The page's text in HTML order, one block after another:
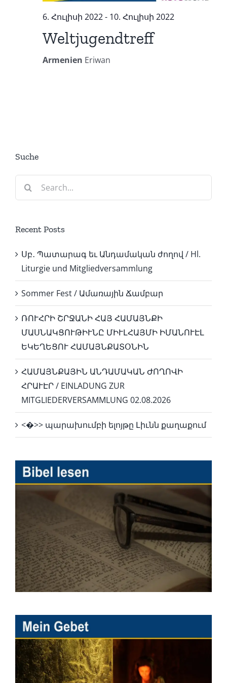
6. Հուլիսի 2022- 10. Հուլիսի 2022
Weltjugendtreff
Armenien Eriwan
Suche
Search
Recent Posts
Սբ․ Պատարագ եւ Անդամական ժողով / Hl.
Liturgie und Mitgliedversammlung
Sommer Fest / Ամառային Ճամբար
ՌՈՒՀՐԻ ՇՐՋԱՆԻ ՀԱՅ ՀԱՄԱՅՆՔԻ
ՄԱՍՆԱԿՑՈՒԹԻՒՆԸ ՄԻՒԼՀԱՅՄԻ ԻՄԱՆՈՒԷԼ
ԵԿԵՂԵՑՈՒ ՀԱՄԱՅՆՔԱՏՕՆԻՆ
ՀԱՄԱՅՆՔԱՅԻՆ ԱՆԴԱՄԱԿԱՆ ԺՈՂՈՎԻ
ՀՐԱՒԷՐ / EINLADUNG ZUR
MITGLIEDERVERSAMMLUNG 02.08.2026
<�>> պարախումբի ելոյթը Լիւնն քաղաքում